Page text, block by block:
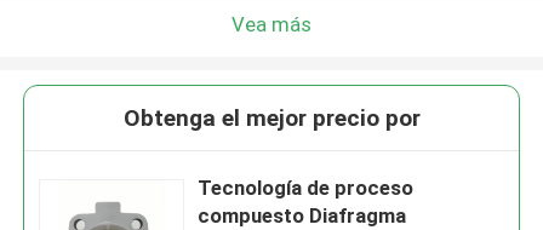
Vea más
Obtenga el mejor precio por
Tecnología de proceso
compuesto Diafragma